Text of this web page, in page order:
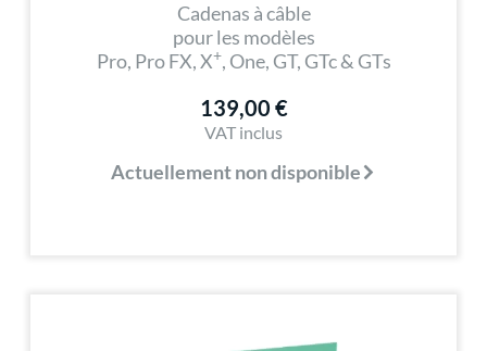
Cadenas à câble
pour les modèles
Pro, Pro FX, X+, One, GT, GTc & GTs
139,00 €
VAT inclus
Actuellement non disponible